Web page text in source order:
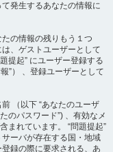
発生するあなたの情報に
の情報の残りもう１つ
、ゲストユーザーとして
提起” にユーザー登録する
”） 、登録ユーザーとして
（以下 “あなたのユーザ
のパスワード”) 、有効なメ
まれています。 “問題提起”
ーバが存在する国・地域
録の際に要求される、あ